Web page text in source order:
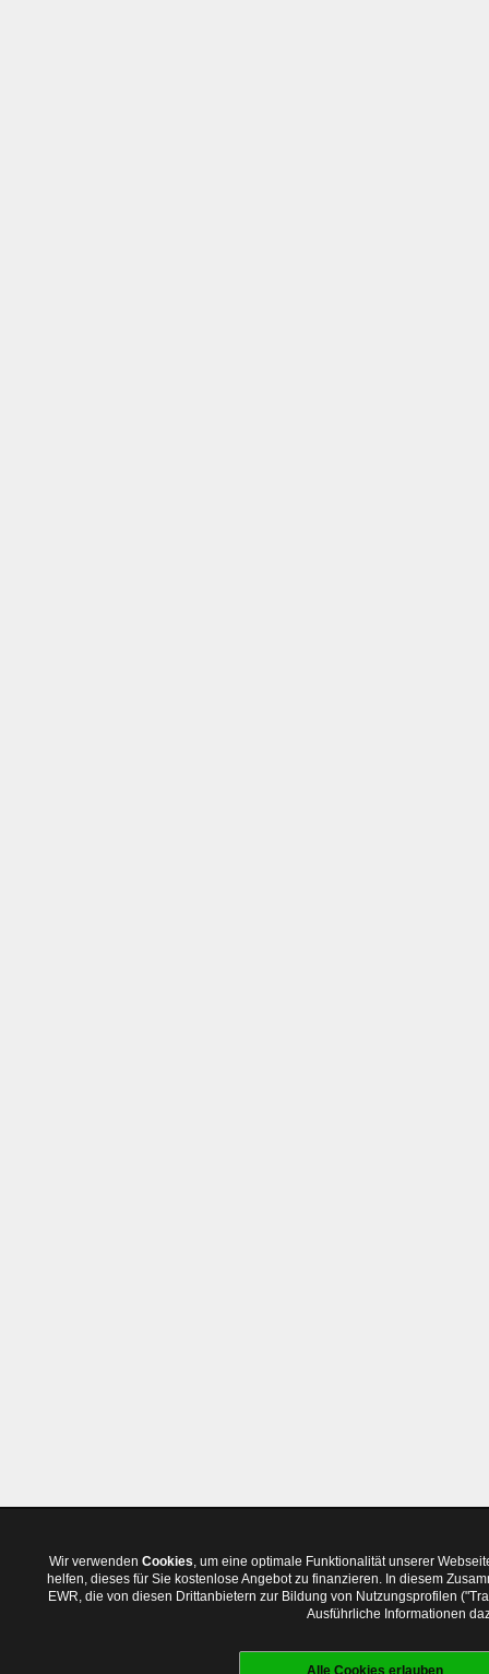
Wir verwenden Cookies, um eine optimale Funktionalität unserer
helfen, dieses für Sie kostenlose Angebot zu finanzieren. In diesem
EWR, die von diesen Drittanbietern zur Bildung von Nutzungsprofilen
Ausführliche Informationen
Alle Cookies erlauben